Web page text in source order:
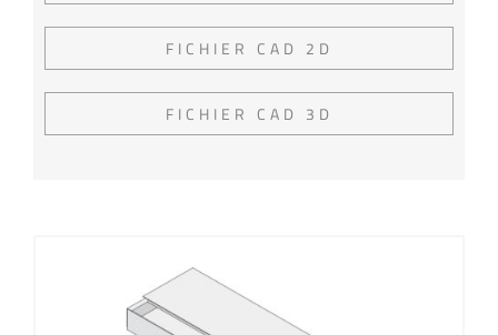
FICHIER CAD 2D
FICHIER CAD 3D